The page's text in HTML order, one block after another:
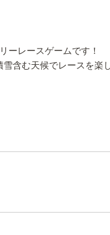
ーレースゲームです！
雪含む天候でレースを